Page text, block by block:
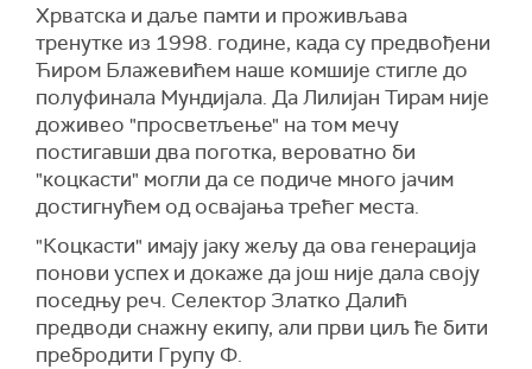
Хрватска и даље памти и проживљава
тренутке из 1998. године, када су предвођени
Ћиром Блажевићем наше комшије стигле до
полуфинала Мундијала. Да Лилијан Тирам није
доживео "просветљење" на том мечу
постигавши два поготка, вероватно би
"коцкасти" могли да се подиче много јачим
достигнућем од освајања трећег места.
"Коцкасти" имају јаку жељу да ова генерација
понови успех и докаже да још није дала своју
поседњу реч. Селектор Златко Далић
предводи снажну екипу, али први циљ ће бити
пребродити Групу Ф.